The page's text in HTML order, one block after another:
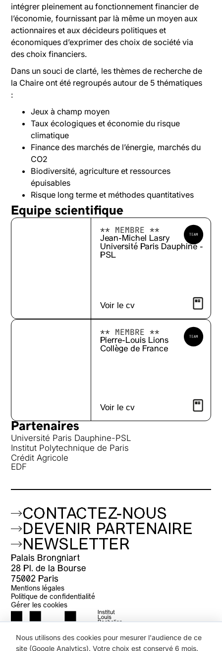
intégrer pleinement au fonctionnement financier de
l’économie, fournissant par là même un moyen aux
actionnaires et aux décideurs politiques et
économiques d’exprimer des choix de société via
des choix financiers.
Dans un souci de clarté, les thèmes de recherche de
la Chaire ont été regroupés autour de 5 thématiques
:
Jeux à champ moyen
Taux écologiques et économie du risque
climatique
Finance des marchés de l’énergie, marchés du
CO2
Biodiversité, agriculture et ressources
épuisables
Risque long terme et méthodes quantitatives
Equipe scientifique
** MEMBRE **
Jean-Michel Lasry
Université Paris Dauphine -
PSL
Voir le cv
** MEMBRE **
Pierre-Louis Lions
Collège de France
Voir le cv
Partenaires
Université Paris Dauphine-PSL
Institut Polytechnique de Paris
Crédit Agricole
EDF
CONTACTEZ-NOUS
DEVENIR PARTENAIRE
NEWSLETTER
Palais Brongniart
28 Pl. de la Bourse
75002 Paris
Mentions légales
Politique de confidentialité
Gérer les cookies
Nous utilisons des cookies pour mesurer l'audience de ce
site (Google Analytics). Votre choix est conservé 6 mois.